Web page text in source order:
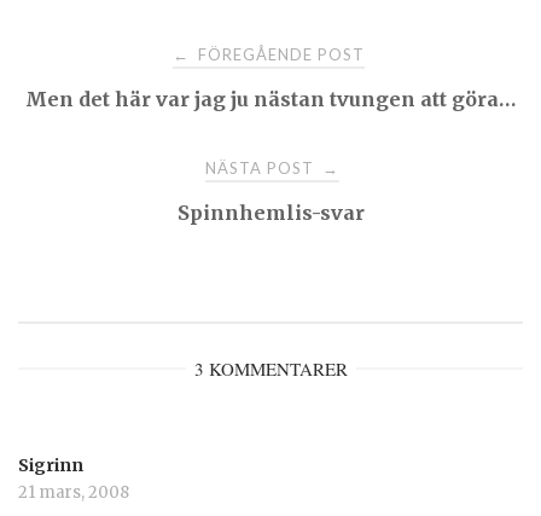
navigation
← FÖREGÅENDE POST
Men det här var jag ju nästan tvungen att göra…
NÄSTA POST →
Spinnhemlis-svar
3 KOMMENTARER
Sigrinn
21 mars, 2008